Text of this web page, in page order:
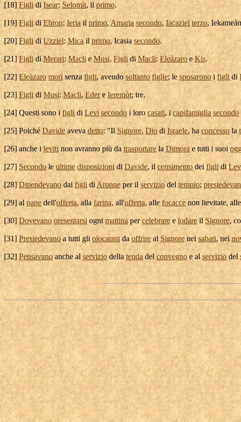
[18] Figlidi Isear:Selomìt, ilprimo.
[19] Figli diEbron:Ieria ilprimo,Amaria secondo, Iacaziel terzo,
[20]Figli di Uzziel:Micailprimo,Icasia secondo.
[21]FiglidiMerari:MaclieMusi. Figlidi Macli:Eleàzaro eKis.
[22] Eleàzaro morìsenzafigli, avendo soltanto figlie; le sposaronoi figlidi
[23] Figli di Musi:Macli, Edere Ieremòt; tre.
[24] Questi sono ifiglidi Levi secondoi loro casati, icapifamiglia secondo
[25] Poiché Davide avevadetto: "Il Signore, Dio di Israele, haconcesso la
[26] anche ileviti non avranno più da trasportarela Dimorae tutti i suoi
[27]Secondoleultime disposizionidiDavide, il censimento deifigli di
[28] Dipendevano dai figlidiAronneper ilserviziodel tempio;
[29] al panedell'offerta, allafarina, all'offerta, alle focacce non lievitate, alle
[30]Dovevano presentarsi ognimattina percelebrare elodare ilSignore,
[31] Presiedevano a tutti gliolocausti daoffrirealSignore nei sabati, nei
[32] Pensavano anche al servizio dellatenda del convegnoe alservizio del